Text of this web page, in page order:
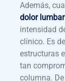
Además,
dolor
intensidad
clínico. Es
estructuras
tan
columna.